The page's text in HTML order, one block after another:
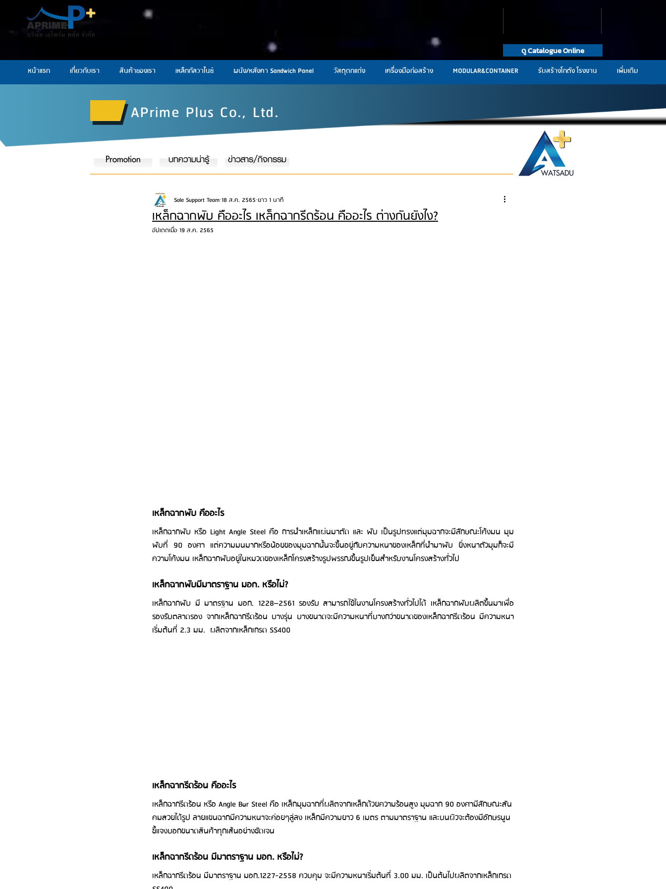
ดู Catalogue Online
หน้าแรก เกี่ยวกับเรา สินค้าของเรา เหล็กกัลวาไนซ์ ผนัง/หลังคา Sandwich Panel วัสดุตกแต่ง เครื่องมือก่อสร้าง MODULAR&CONTAINER รับสร้างโกดัง โรงงาน เพิ่มเติม
APrime Plus Co., Ltd.
Promotion บทความน่ารู้ ข่าวสาร/กิจกรรม
เหล็กฉากพับ คืออะไร เหล็กฉากรีดร้อน คืออะไร ต่างกันยังไง?
Sale Support Team 18 ส.ค. 2565 ยาว 1 นาที
อัปเดตเมื่อ 19 ส.ค. 2565
เหล็กฉากพับ คืออะไร
เหล็กฉากพับ หรือ Light Angle Steel คือ การนำเหล็กแผ่นมาตัด และ พับ เป็นรูปทรงแต่มุมฉากจะมีลักษณะโค้งมน มุม
พับที่ 90 องศา แต่ความมนมากหรือน้อยของมุมฉากนั้นจะขึ้นอยู่กับความหนาของเหล็กที่นำมาพับ ยิ่งหนาตัวมุมก็จะมี
ความโค้งมน เหล็กฉากพับอยู่ในหมวดของเหล็กโครงสร้างรูปพรรณขึ้นรูปเย็นสำหรับงานโครงสร้างทั่วไป
เหล็กฉากพับมีมาตราฐาน มอก. หรือไม่?
เหล็กฉากพับ มี มาตรฐาน มอก. 1228–2561 รองรับ สามารถใช้ในงานโครงสร้างทั่วไปได้ เหล็กฉากพับผลิตขึ้นมาเพื่อ
รองรับตลาดรอง จากเหล็กฉากรีดร้อน บางรุ่น บางขนาดจะมีความหนาที่บางกว่าขนาดของเหล็กฉากรีดร้อน มีความหนา
เริ่มต้นที่ 2.3 มม.  ผลิตจากเหล็กเกรด SS400
เหล็กฉากรีดร้อน คืออะไร
เหล็กฉากรีดร้อน หรือ Angle Bar Steel คือ เหล็กมุมฉากที่ผลิตจากเหล็กด้วยความร้อนสูง มุมฉาก 90 องศามีลักษณะสัน
คมสวยได้รูป ลายแขนฉากมีความหนาจะค่อยๆลู่ลง เหล็กมีความยาว 6 เมตร ตามมาตราฐาน และบนผิวจะต้องมีอักษรนูน
ชี้แจงบอกขนาดสินค้าทุกเส้นอย่างชัดเจน
เหล็กฉากรีดร้อน มีมาตราฐาน มอก. หรือไม่?
เหล็กฉากรีดร้อน มีมาตราฐาน มอก.1227-2558 ควบคุม จะมีความหนาเริ่มต้นที่ 3.00 มม. เป็นต้นไปผลิตจากเหล็กเกรด